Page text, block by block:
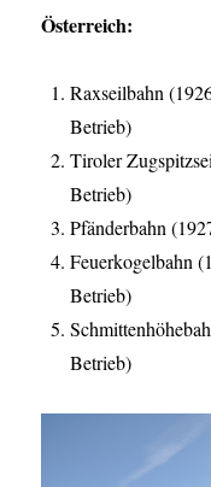
Österreich:
Raxseilbahn
Betrieb)
Tiroler
Betrieb)
Pfänderbahn
Feuerkogelbahn
Betrieb)
Betrieb)